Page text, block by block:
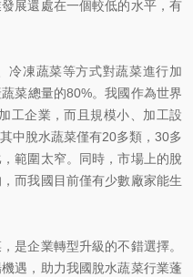
展還處在一個較低的水平，有
冷凍蔬菜等方式對蔬菜進行加
菜總量的80%。我國作為世界
工企業，而且規模小、加工設
中脫水蔬菜僅有20多類，30多
範圍太窄。同時，市場上的脫
而我國目前僅有少數廠家能生
是企業轉型升級的不錯選擇。
遇，助力我國脫水蔬菜行業蓬